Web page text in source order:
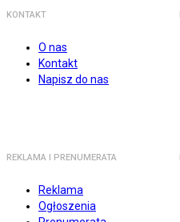
KONTAKT
O nas
Kontakt
Napisz do nas
REKLAMA I PRENUMERATA
Reklama
Ogłoszenia